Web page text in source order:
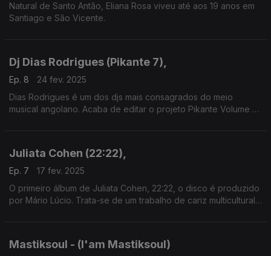
Natural de Santo Antão, Eliana Rosa viveu até aos 19 anos em
Santiago e São Vicente.
Dj Dias Rodrigues (Pikante 7),
Ep. 8
24 fev. 2025
Dias Rodrigues é um dos djs mais consagrados do meio
musical angolano. Acaba de editar o projeto Pikante Volume 7,
as participações entre outros de Tito Paris, Ary, Punidor, Lulas
da Paixão, Massano Júnior e Badoxa.
Juliata Cohen (22:22),
Ep. 7
17 fev. 2025
O primeiro álbum de Juliata Cohen, 22:22, o disco é produzido
por Mário Lúcio. Trata-se de um trabalho de cariz multicultural
Mastiksoul - (I'am Mastiksoul)